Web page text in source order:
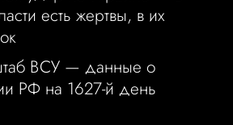
есть жертвы, в их
ВСУ — данные о
РФ на 1627-й день